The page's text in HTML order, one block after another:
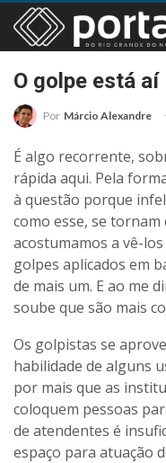
O golpe está aí
Por Márcio Alexandre
É algo recorrente,
rápida aqui. Pela
à questão porque
como esse, se
acostumamos a vê-
golpes aplicados em
de mais um. E ao me
soube que são mais
Os golpistas se
habilidade de alguns
por mais que as
coloquem pessoas
de atendentes é
espaço para atuação